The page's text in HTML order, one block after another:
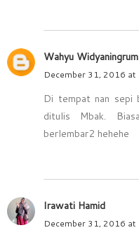
Wahyu Widyaningrum
December 31, 2016 at
Di tempat nan sepi
ditulis Mbak.
berlembar2 hehehe
Irawati Hamid
December 31, 2016 at